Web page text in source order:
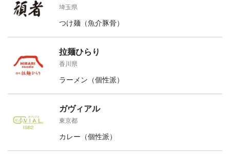
埼玉県
つけ麺（魚介豚骨）
拉麺ひらり
香川県
ラーメン（個性派）
ガヴィアル
東京都
カレー（個性派）